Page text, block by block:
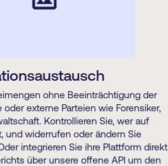
ohne Beeinträchtigung der
externe Parteien wie Forensiker,
Kontrollieren Sie, wer auf
und widerrufen oder ändern Sie
integrieren Sie ihre Plattform direkt
über unsere offene API um den